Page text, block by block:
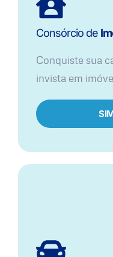
Consórcio de
Conquiste sua
invista em